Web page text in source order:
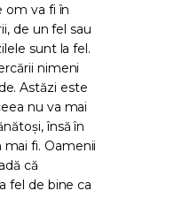
om va fi în
de un fel sau
sunt la fel.
nimeni
Astăzi este
nu va mai
însă în
fi. Oamenii
că
fel de bine ca